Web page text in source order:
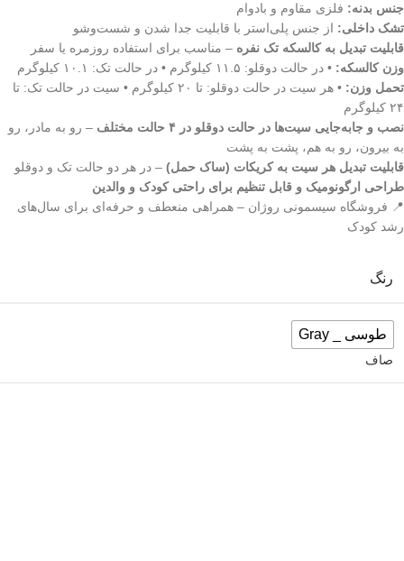
جنس بدنه: فلزی مقاوم و بادوام
تشک داخلی: از جنس پلی‌استر با قابلیت جدا شدن و شست‌وشو
قابلیت تبدیل به کالسکه تک نفره – مناسب برای استفاده روزمره یا سفر
وزن کالسکه: • در حالت دوقلو: ۱۱.۵ کیلوگرم • در حالت تک: ۱۰.۱ کیلوگرم
تحمل وزن:
• هر سیت در حالت دوقلو: تا ۲۰ کیلوگرم • سیت در حالت تک: تا
۲۴ کیلوگرم
نصب و جابه‌جایی سیت‌ها در حالت دوقلو در ۴ حالت مختلف
– رو به مادر، رو
به بیرون، رو به هم، پشت به پشت
قابلیت تبدیل هر سیت به کریکات (ساک حمل) – در هر دو حالت تک و دوقلو
طراحی ارگونومیک و قابل تنظیم برای راحتی کودک و والدین
📍 فروشگاه سیسمونی روژان – همراهی منعطف و حرفه‌ای برای سال‌های
رشد کودک
رنگ
طوسی _ Gray
صاف